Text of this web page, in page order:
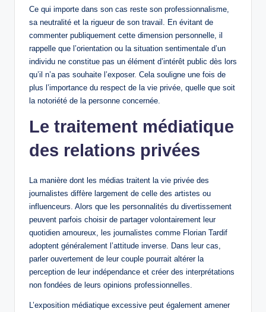
Ce qui importe dans son cas reste son professionnalisme,
sa neutralité et la rigueur de son travail. En évitant de
commenter publiquement cette dimension personnelle, il
rappelle que l’orientation ou la situation sentimentale d’un
individu ne constitue pas un élément d’intérêt public dès lors
qu’il n’a pas souhaite l’exposer. Cela souligne une fois de
plus l’importance du respect de la vie privée, quelle que soit
la notoriété de la personne concernée.
Le traitement médiatique
des relations privées
La manière dont les médias traitent la vie privée des
journalistes diffère largement de celle des artistes ou
influenceurs. Alors que les personnalités du divertissement
peuvent parfois choisir de partager volontairement leur
quotidien amoureux, les journalistes comme Florian Tardif
adoptent généralement l’attitude inverse. Dans leur cas,
parler ouvertement de leur couple pourrait altérer la
perception de leur indépendance et créer des interprétations
non fondées de leurs opinions professionnelles.
L’exposition médiatique excessive peut également amener